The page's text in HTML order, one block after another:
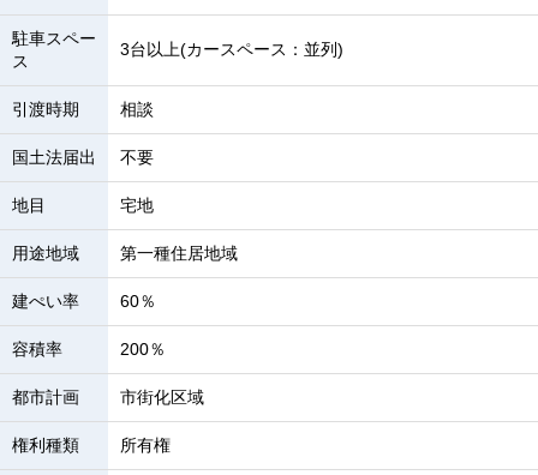
駐車スペー
ス
3台以上(カースペース：並列)
引渡時期 相談
国土法届出 不要
地目 宅地
用途地域 第一種住居地域
建ぺい率 60％
容積率 200％
都市計画 市街化区域
権利種類 所有権